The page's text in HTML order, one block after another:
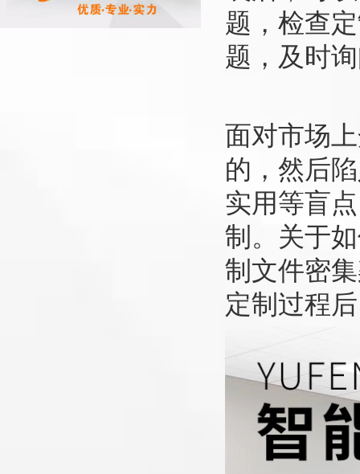
题，检查
题，及时
面对市场
的，然后
实用等盲
制。关于
制文件密
定制过程